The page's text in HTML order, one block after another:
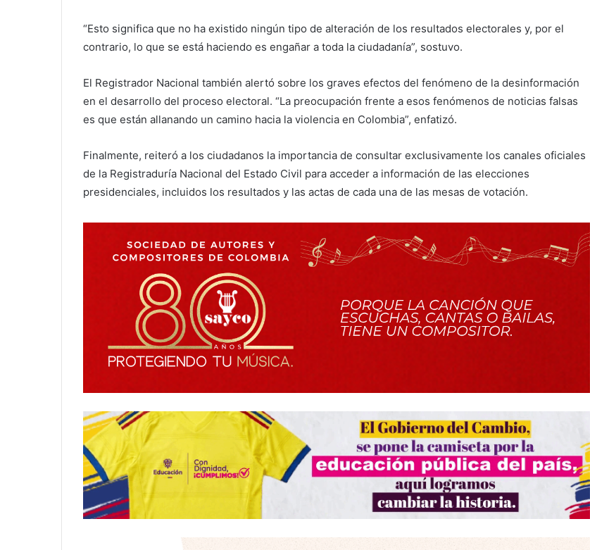
“Esto significa que no ha existido ningún tipo de alteración de los resultados electorales y, por el
contrario, lo que se está haciendo es engañar a toda la ciudadanía”, sostuvo.
El Registrador Nacional también alertó sobre los graves efectos del fenómeno de la desinformación
en el desarrollo del proceso electoral. “La preocupación frente a esos fenómenos de noticias falsas
es que están allanando un camino hacia la violencia en Colombia”, enfatizó.
Finalmente, reiteró a los ciudadanos la importancia de consultar exclusivamente los canales oficiales
de la Registraduría Nacional del Estado Civil para acceder a información de las elecciones
presidenciales, incluidos los resultados y las actas de cada una de las mesas de votación.